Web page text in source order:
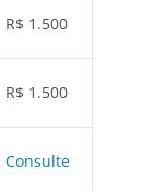
R$ 1.500
R$ 1.500
Consulte